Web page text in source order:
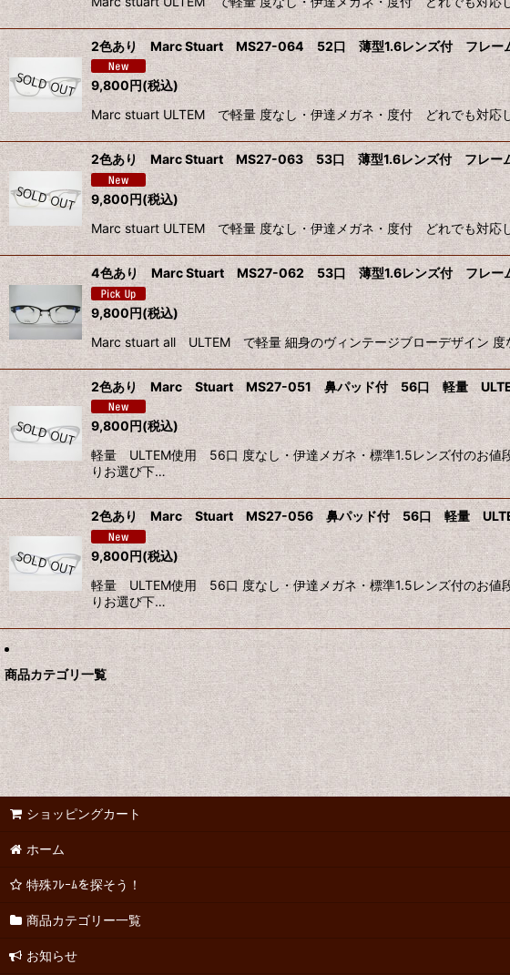
2色あり Marc Stuart MS27-064 52口 薄型1.6レンズ付 フレー
9,800円(税込)
Marc stuart ULTEM で軽量 度なし・伊達メガネ・度付 どれでも対応
2色あり Marc Stuart MS27-063 53口 薄型1.6レンズ付 フレー
9,800円(税込)
Marc stuart ULTEM で軽量 度なし・伊達メガネ・度付 どれでも対応
4色あり Marc Stuart MS27-062 53口 薄型1.6レンズ付 フレー
9,800円(税込)
Marc stuart all ULTEM で軽量 細身のヴィンテージブローデザイン
2色あり Marc Stuart MS27-051 鼻パッド付 56口 軽量
9,800円(税込)
軽量 ULTEM使用 56口 度なし・伊達メガネ・標準1.5レンズ付のお値
りお選び下…
2色あり Marc Stuart MS27-056 鼻パッド付 56口 軽量
9,800円(税込)
軽量 ULTEM使用 56口 度なし・伊達メガネ・標準1.5レンズ付のお値
りお選び下…
商品カテゴリ一覧
ショッピングカート
ホーム
特殊ﾌﾚｰﾑを探そう！
商品カテゴリー一覧
お知らせ